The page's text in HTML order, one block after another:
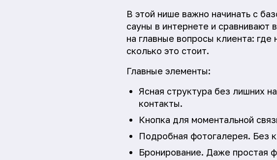
В этой нише важно начинать с
сауны в интернете и сравнивают
на главные вопросы клиента:
сколько это стоит.
Главные элементы:
Ясная структура без лишних
контакты.
Кнопка для моментальной
Подробная фотогалерея. Без
Бронирование. Даже простая